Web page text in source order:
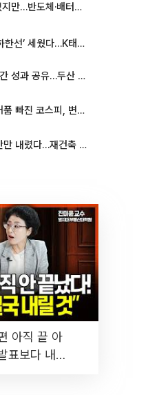
‘한국판 IRA’ 베일 벗었지만…반도체·배터리 업계 “시행령이 관건”
美 폴리실리콘 ‘가격 하한선’ 세웠다…K태양광 수혜 기대
SK실트론 팔고도 8년간 성과 공유…두산 인수대금 2.3조가 끝 아냐
블룸버그 “레버리지 거품 빠진 코스피, 변동성 최악 국면 지났을 가능성”
분당·평촌 오를 때 일산만 내렸다…재건축 기대감도 ‘무색’
아직 끝 아
표보다 내릴